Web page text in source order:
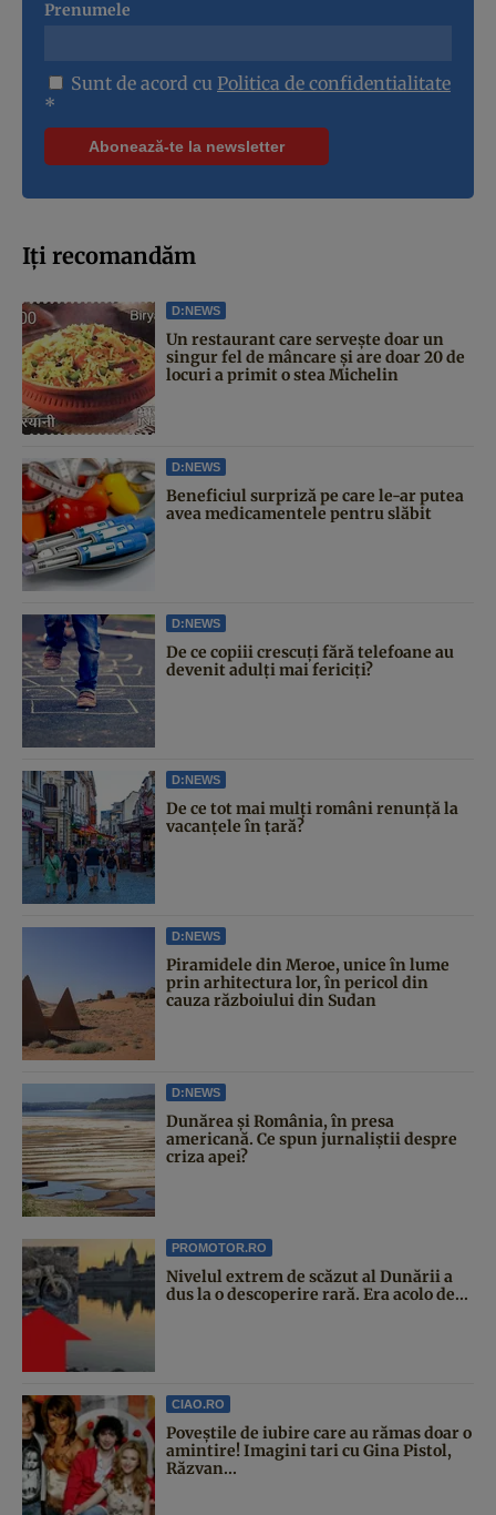
Prenumele
Sunt de acord cu Politica de confidentialitate
*
Iți recomandăm
D:NEWS
Un restaurant care servește doar un
singur fel de mâncare și are doar 20 de
locuri a primit o stea Michelin
D:NEWS
Beneficiul surpriză pe care le-ar putea
avea medicamentele pentru slăbit
D:NEWS
De ce copiii crescuți fără telefoane au
devenit adulți mai fericiți?
D:NEWS
De ce tot mai mulți români renunță la
vacanțele în țară?
D:NEWS
Piramidele din Meroe, unice în lume
prin arhitectura lor, în pericol din
cauza războiului din Sudan
D:NEWS
Dunărea și România, în presa
americană. Ce spun jurnaliștii despre
criza apei?
PROMOTOR.RO
Nivelul extrem de scăzut al Dunării a
dus la o descoperire rară. Era acolo de...
CIAO.RO
Poveştile de iubire care au rămas doar o
amintire! Imagini tari cu Gina Pistol,
Răzvan...